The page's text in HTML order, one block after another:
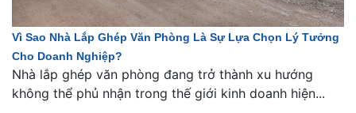
Vì Sao Nhà Lắp Ghép Văn Phòng Là Sự Lựa Chọn Lý Tưởng
Cho Doanh Nghiệp?
Nhà lắp ghép văn phòng đang trở thành xu hướng
không thể phủ nhận trong thế giới kinh doanh hiện...